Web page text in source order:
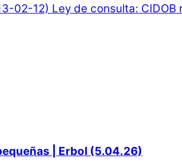
02-12) Ley de consulta:
| Erbol (5.04.26)